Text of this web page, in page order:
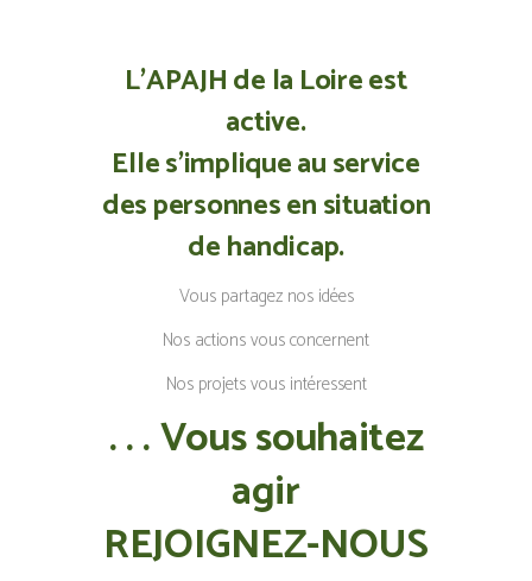
L’APAJH de la Loire est
active.
Elle s’implique au service
des personnes en situation
de handicap.
Vous partagez nos idées
Nos actions vous concernent
Nos projets vous intéressent
. . . Vous souhaitez
agir
REJOIGNEZ-NOUS